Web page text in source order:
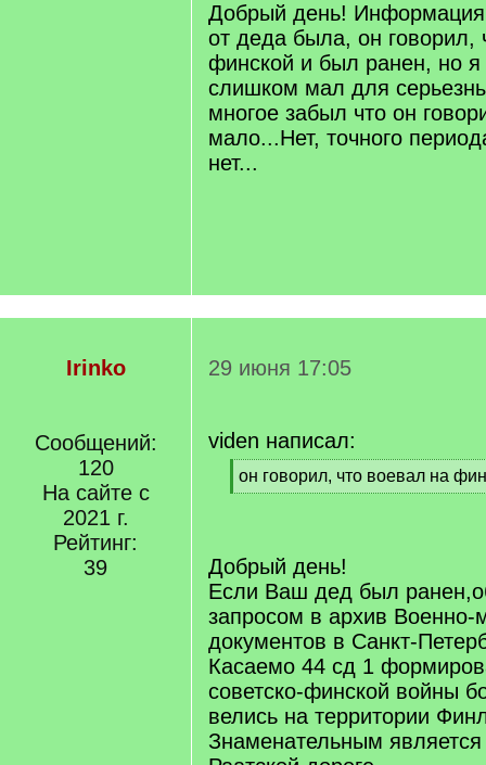
Добрый день! Информация
от деда была, он говорил,
финской и был ранен, но я
слишком мал для
многое забыл что он
мало...Нет, точного
нет...
Irinko
Сообщений:
120
На сайте с
2021 г.
Рейтинг:
39
29 июня 17:05
viden написал:
[
q
он говорил, что воевал на
[
]
Добрый день!
Если Ваш дед был
запросом в архив Военно-
документов в Санкт-
Касаемо 44 сд 1
советско-финской войны
велись на территории
Знаменательным